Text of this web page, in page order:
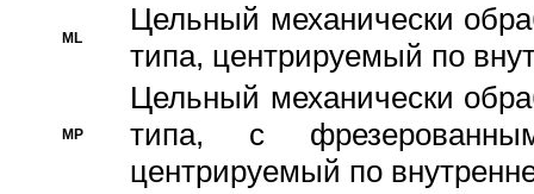
ML
Цельный механически
типа, центрируемый по
MP
Цельный механически
типа, с
центрируемый по